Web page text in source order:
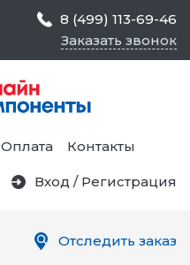
8 (499) 113-69-46
Заказать звонок
Оплата Контакты
Вход / Регистрация
Отследить заказ